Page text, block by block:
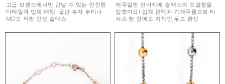
고급 브랜드에서만 만날 수 있는 깐깐한
디테일과 입체 패턴! 골반 부자 부티나
MD도 픽한 인생 슬랙스
캐주얼한 면바지에 슬랙스의 포멀함을
입혔어요! 입체 핀턱과 기계주름으로 티
셔츠 한 장에도 지적인 무드 완성